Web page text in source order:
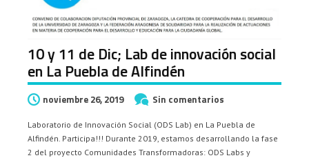
10 y 11 de Dic; Lab de innovación social
en La Puebla de Alfindén
noviembre 26, 2019 Sin comentarios
Laboratorio de Innovación Social (ODS Lab) en La Puebla de
Alfindén. Participa!!! Durante 2019, estamos desarrollando la fase
2 del proyecto Comunidades Transformadoras: ODS Labs y